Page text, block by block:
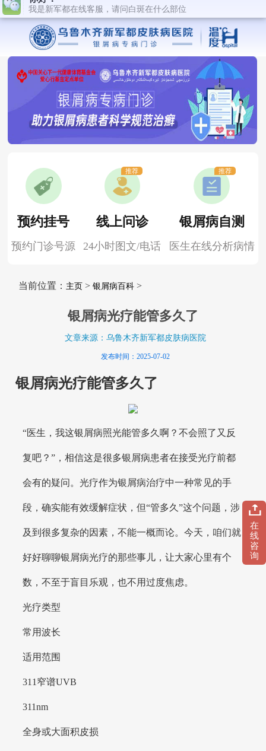
预约挂号
预约门诊号源
线上问诊
24小时图文/电话
推荐
银屑病自测
医生在线分析病情
推荐
当前位置： 主页> 银屑病百科>
银屑病光疗能管多久了
文章来源：乌鲁木齐新军都皮肤病医院
发布时间：2025-07-02
银屑病光疗能管多久了
“医生，我这银屑病照光能管多久啊？不会照了又反
复吧？”，相信这是很多银屑病患者在接受光疗前都
会有的疑问。光疗作为银屑病治疗中一种常见的手
段，确实能有效缓解症状，但“管多久”这个问题，涉
及到很多复杂的因素，不能一概而论。今天，咱们就
好好聊聊银屑病光疗的那些事儿，让大家心里有个
数，不至于盲目乐观，也不用过度焦虑。
光疗类型
常用波长
适用范围
311窄谱UVB
311nm
全身或大面积皮损
在
线
咨
询